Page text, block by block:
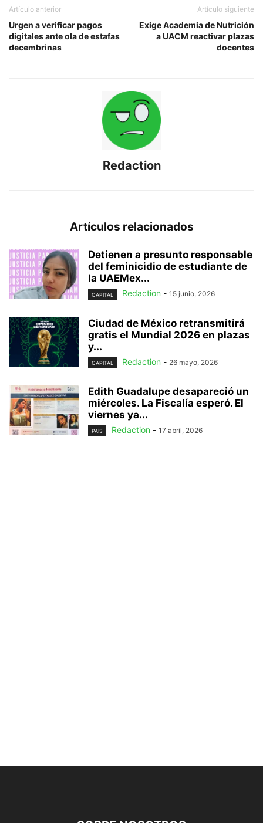
Artículo anterior
Urgen a verificar pagos
digitales ante ola de estafas
decembrinas
Artículo siguiente
Exige Academia de Nutrición
a UACM reactivar plazas
docentes
Redaction
Artículos relacionados
Detienen a presunto responsable
del feminicidio de estudiante de
la UAEMex...
CAPITAL Redaction - 15 junio, 2026
Ciudad de México retransmitirá
gratis el Mundial 2026 en plazas
y...
CAPITAL Redaction - 26 mayo, 2026
Edith Guadalupe desapareció un
miércoles. La Fiscalía esperó. El
viernes ya...
PAÍS Redaction - 17 abril, 2026